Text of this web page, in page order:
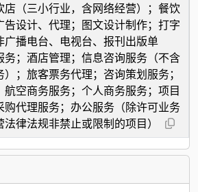
店（三小行业，含网络经营）；餐饮
告设计、代理；图文设计制作；打字
广播电台、电视台、报刊出版单
；酒店管理；信息咨询服务（不含
；旅客票务代理；咨询策划服务；
空商务服务；个人商务服务；项目
代理服务；办公服务（除许可业务
律法规非禁止或限制的项目）